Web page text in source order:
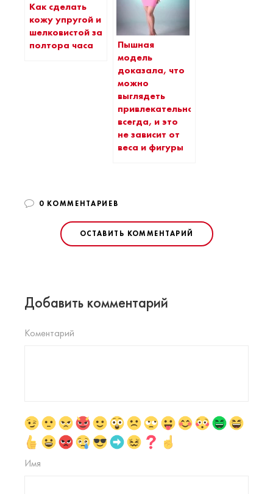
Как сделать
кожу упругой и
шелковистой за
полтора часа
Пышная
модель
доказала, что
можно
выглядеть
привлекательно
всегда, и это
не зависит от
веса и фигуры
0 КОММЕНТАРИЕВ
ОСТАВИТЬ КОММЕНТАРИЙ
Добавить комментарий
Коментарий
Имя